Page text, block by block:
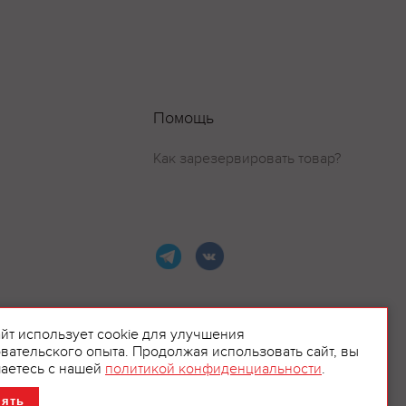
Помощь
Как зарезервировать товар?
использует cookie для улучшения
опыта. Продолжая использовать сайт, вы
с нашей политикой конфиденциальности.